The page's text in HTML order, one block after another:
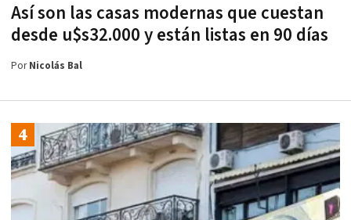
Así son las casas modernas que cuestan
desde u$s32.000 y están listas en 90 días
PorNicolás Bal